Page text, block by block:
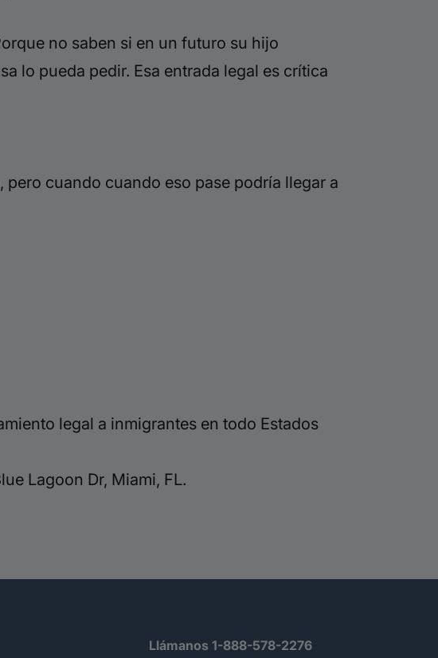
no saben si en un futuro su hijo
lo pueda pedir. Esa entrada legal es crítica
pero cuando cuando eso pase podría llegar a
legal a inmigrantes en todo Estados
Lagoon Dr, Miami, FL.
Llámanos 1-888-578-2276